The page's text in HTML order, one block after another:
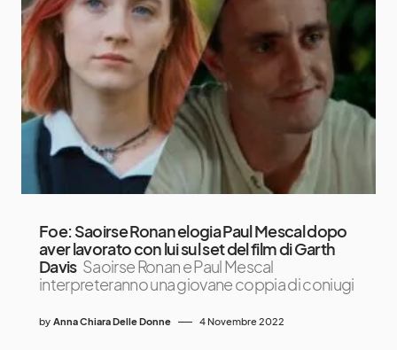
Foe: Saoirse Ronan elogia Paul Mescal dopo
aver lavorato con lui sul set del film di Garth
Davis Saoirse Ronan e Paul Mescal
interpreteranno una giovane coppia di coniugi
by Anna Chiara Delle Donne 4 Novembre 2022